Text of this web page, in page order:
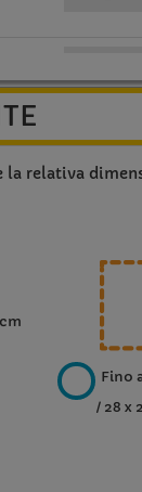
relativa
Fino
/ 28 x